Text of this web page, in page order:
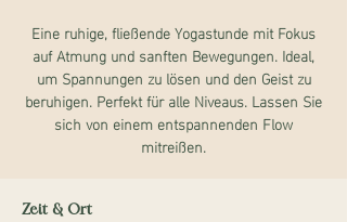
Eine ruhige, fließende Yogastunde mit Fokus
auf Atmung und sanften Bewegungen. Ideal,
um Spannungen zu lösen und den Geist zu
beruhigen. Perfekt für alle Niveaus. Lassen Sie
sich von einem entspannenden Flow
mitreißen.
Zeit & Ort